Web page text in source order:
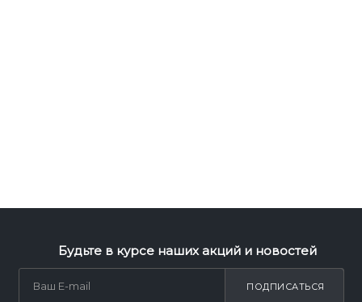
Будьте в курсе наших акций и новостей
ПОДПИСАТЬСЯ